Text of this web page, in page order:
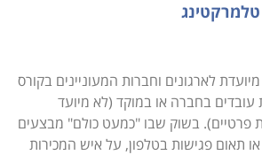
ניהול משא ומתן, התמודדות עם
ועמידה ביעדים עצמיים, ניהול נכון
שיעזרו לכם בסופו של דבר למכור טוב
משתנה ממוסד למוסד. הקורסים
הקצרים ביותר הם בהיקף של 15 שעות אקדמיות והארוכים
לארגונים וחברות המעוניינים בקורס
עובדים בחברה או במוקד (לא מיועד
פרטיים). בשוק שבו "כמעט כולם" מבצעים
או תאום פגישות בטלפון, על איש המכירות